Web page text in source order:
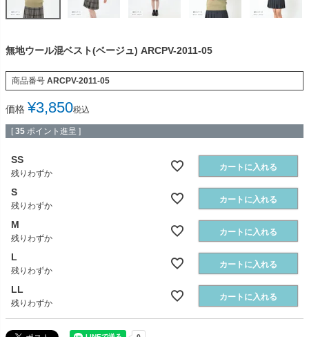
無地ウール混ベスト(ベージュ) ARCPV-2011-05
商品番号 ARCPV-2011-05
価格 ¥3,850税込
[ 35 ポイント進呈 ]
SS
残りわずか
カートに入れる
S
残りわずか
カートに入れる
M
残りわずか
カートに入れる
L
残りわずか
カートに入れる
LL
残りわずか
カートに入れる